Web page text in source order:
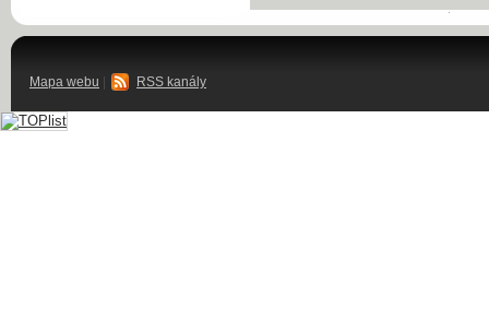
Mapa webu | RSS kanály